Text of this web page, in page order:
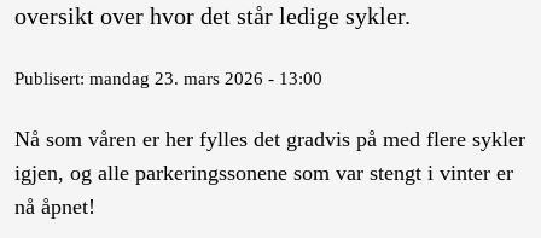
oversikt over hvor det står ledige sykler.
Publisert: mandag 23. mars 2026 - 13:00
Nå som våren er her fylles det gradvis på med flere sykler
igjen, og alle parkeringssonene som var stengt i vinter er
nå åpnet!